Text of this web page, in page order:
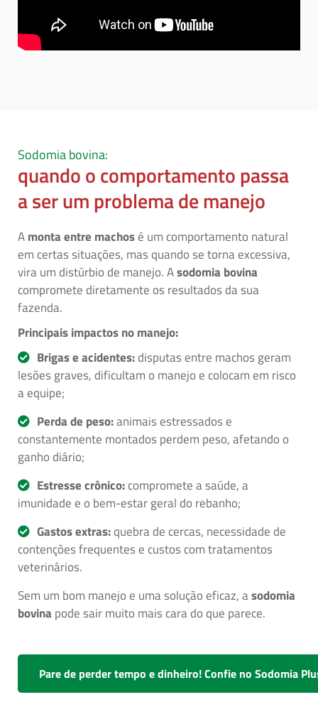
Sodomia bovina:
quando o comportamento passa
a ser um problema de manejo
Amonta entre machosé um comportamento natural
em certas situações, mas quando se torna excessiva,
vira um distúrbio de manejo. Asodomia bovina
compromete diretamente os resultados da sua
fazenda.
Principais impactos no manejo:
Brigas e acidentes:disputas entre machos geram
lesões graves, dificultam o manejo e colocam em risco
a equipe;
Perda de peso:animais estressados e
constantemente montados perdem peso, afetando o
ganho diário;
Estresse crônico:compromete a saúde, a
imunidade e o bem-estar geral do rebanho;
Gastos extras:quebra de cercas, necessidade de
contenções frequentes e custos com tratamentos
veterinários.
Sem um bom manejo e uma solução eficaz, asodomia
bovina pode sair muito mais cara do que parece.
Pare de perder tempo e dinheiro! Confie no Sodomia